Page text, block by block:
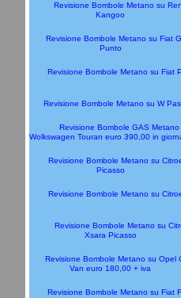
Revisione Bombole Metano su
Kangoo
Revisione Bombole Metano su Fiat
Punto
Revisione Bombole Metano su Fiat
Revisione Bombole Metano su W
Revisione Bombole GAS Metano
Wolkswagen Touran euro 390,00 in
Revisione Bombole Metano su
Picasso
Revisione Bombole Metano su
Revisione Bombole Metano su
Xsara Picasso
Revisione Bombole Metano su Opel
Van euro 180,00 + iva
Revisione Bombole Metano su Fiat